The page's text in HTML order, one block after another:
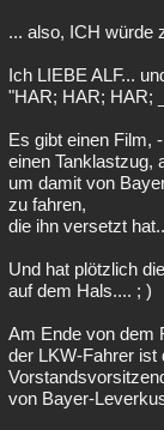
... also, ICH würde
Ich LIEBE ALF...
"HAR; HAR; HAR;
Es gibt einen Film,
einen Tanklastzug,
um damit von
zu fahren,
die ihn versetzt
Und hat plötzlich
auf dem Hals.... ; )
Am Ende von dem
der LKW-Fahrer ist
von Bayer-